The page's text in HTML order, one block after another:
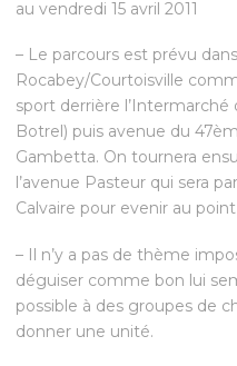
au vendredi 15 avril 2011
– Le parcours est prévu
Rocabey/Courtoisville
sport derrière
Botrel) puis avenue du
Gambetta. On tournera
l’avenue Pasteur qui sera
Calvaire pour evenir au
– Il n’y a pas de thème
déguiser comme bon lui
possible à des groupes de
donner une unité.